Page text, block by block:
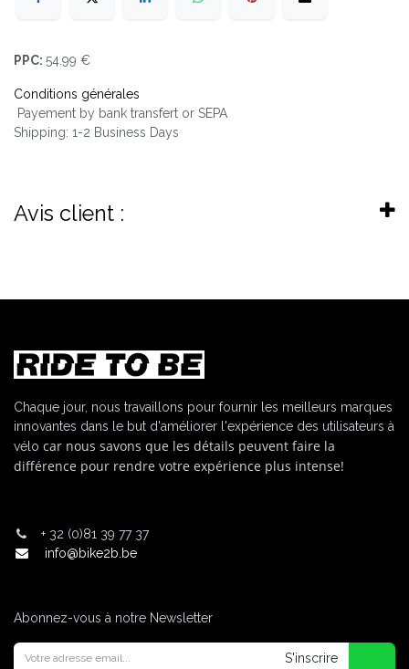
PPC: 54.99 €
Conditions générales
Payement by bank transfert or SEPA
Shipping: 1-2 Business Days
Avis client :
Chaque jour, nous travaillons pour fournir les meilleurs marques
innovantes dans le but d'améliorer l'expérience des utilisateurs à
vélo car nous savons que les détails peuvent faire la
différence pour rendre votre expérience plus intense!
+ 32 (0)81 39 77 37
info@bike2b.be
Abonnez-vous à notre Newsletter
S'inscrire